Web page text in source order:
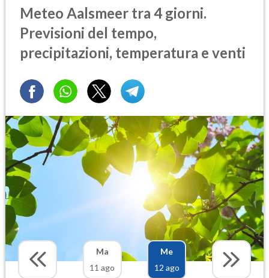
Meteo Aalsmeer tra 4 giorni.
Previsioni del tempo,
precipitazioni, temperatura e venti
Ma
11 ago
Me
12 ago